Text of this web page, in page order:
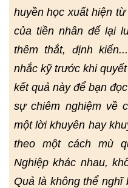
huyền học xuất hiện
của tiền nhân để lại
thêm thắt, định
nhắc kỹ trước khi
kết quả này để bạn
sự chiêm nghiệm về
một lời khuyên hay
theo một cách mù
Nghiệp khác nhau,
Quả là không thể nghĩ